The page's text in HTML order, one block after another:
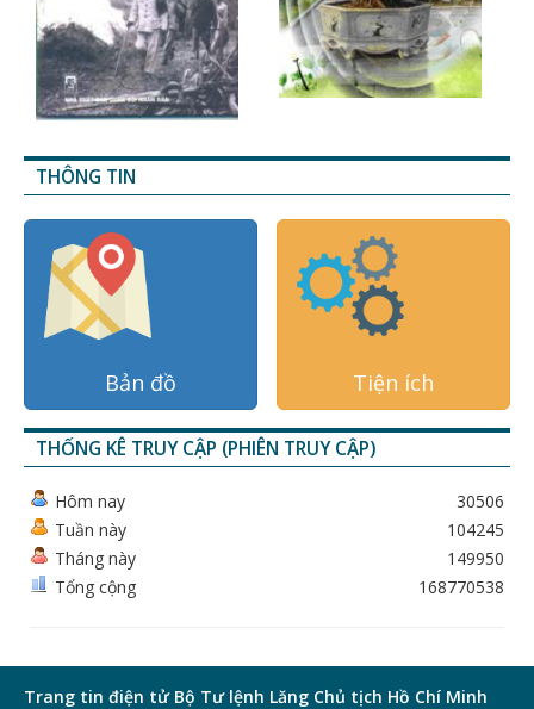
THÔNG TIN
Bản đồ Tiện ích
THỐNG KÊ TRUY CẬP (PHIÊN TRUY CẬP)
Hôm nay
Tuần này
Tháng này
Tổng cộng
30506
104245
149950
168770538
Trang tin điện tử Bộ Tư lệnh Lăng Chủ tịch Hồ Chí Minh